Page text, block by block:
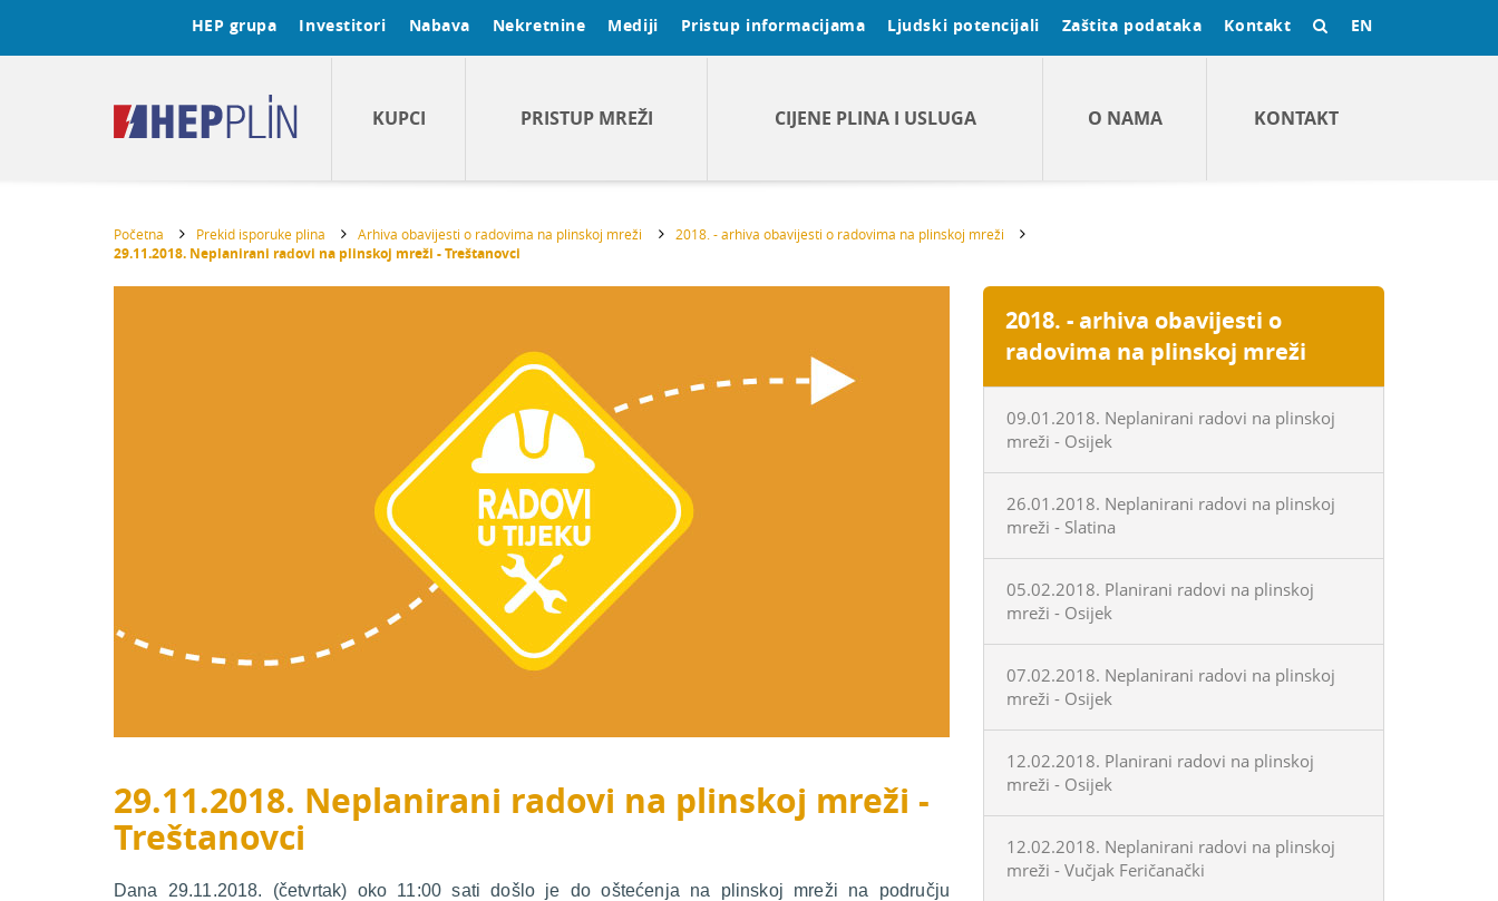
HEP grupa Investitori Nabava Nekretnine Mediji Pristup informacijama Ljudski potencijali Zaštita podataka Kontakt EN
KUPCI PRISTUP MREŽI CIJENE PLINA I USLUGA O NAMA KONTAKT
Početna Prekid isporuke plina Arhiva obavijesti o radovima na plinskoj mreži 2018. - arhiva obavijesti o radovima na plinskoj mreži
29.11.2018. Neplanirani radovi na plinskoj mreži - Treštanovci
29.11.2018. Neplanirani radovi na plinskoj mreži -
Treštanovci
Dana 29.11.2018. (četvrtak) oko 11:00 sati došlo je do oštećenja na plinskoj mreži na području
2018. - arhiva obavijesti o
radovima na plinskoj mreži
09.01.2018. Neplanirani radovi na plinskoj
mreži - Osijek
26.01.2018. Neplanirani radovi na plinskoj
mreži - Slatina
05.02.2018. Planirani radovi na plinskoj
mreži - Osijek
07.02.2018. Neplanirani radovi na plinskoj
mreži - Osijek
12.02.2018. Planirani radovi na plinskoj
mreži - Osijek
12.02.2018. Neplanirani radovi na plinskoj
mreži - Vučjak Feričanački